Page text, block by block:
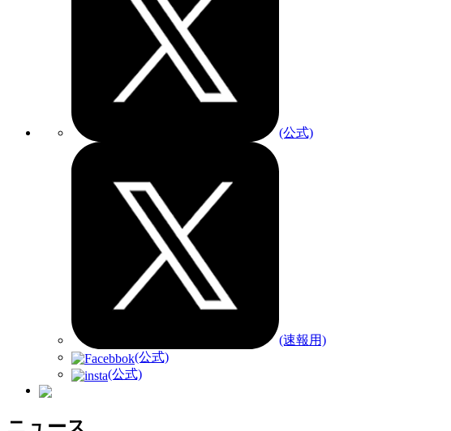
(公式)
(速報用)
(公式)
(公式)
ニュース